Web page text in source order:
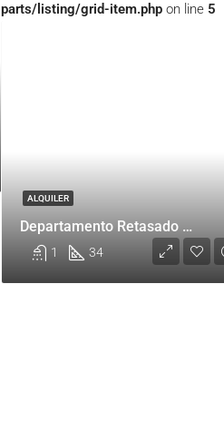
parts/listing/grid-item.php on line 5
ALQUILER
Departamento Retasado con Amplio Balcón en Alquiler – Nuñez Joven
1 34